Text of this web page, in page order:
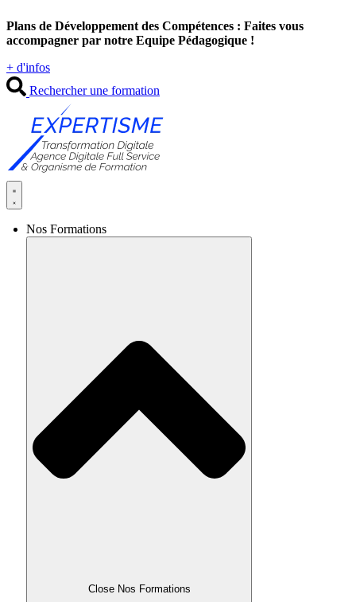
au
contenu
Plans de Développement des Compétences : Faites vous
accompagner par notre Equipe Pédagogique !
+ d'infos
Rechercher une formation
Nos Formations
Close Nos Formations